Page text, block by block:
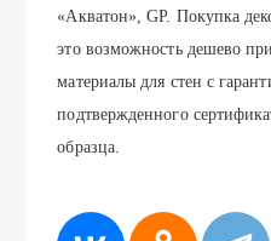
«Акватон», GP. Покупка
это возможность дешево
материалы для стен с
подтвержденного
образца.